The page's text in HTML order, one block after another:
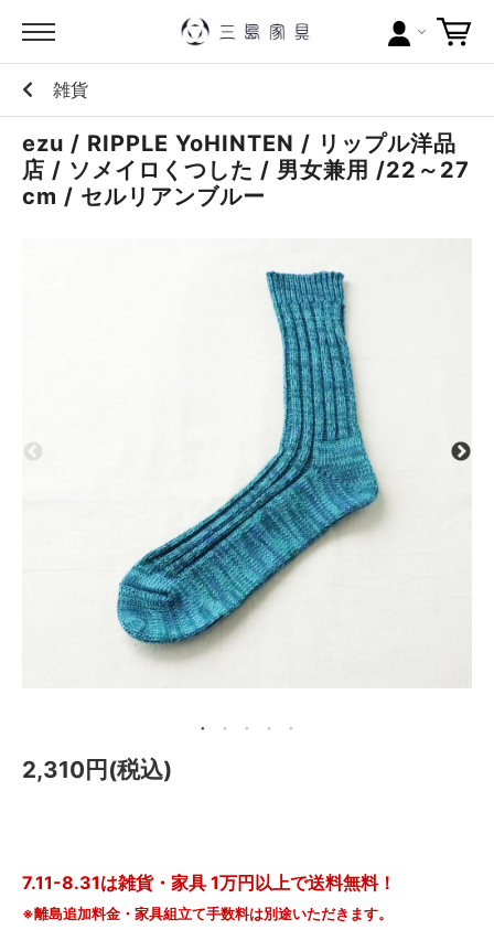
カテゴリー
ブランドから探す
問い合わせ
Facebook
雑貨
ezu / RIPPLE YoHINTEN / リップル洋品
店 / ソメイロくつした / 男女兼用 /22～27
cm / セルリアンブルー
2,310円(税込)
7.11-8.31は雑貨・家具 1万円以上で送料無料！
※離島追加料金・家具組立て手数料は別途いただきます。